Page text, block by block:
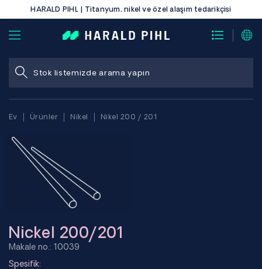
HARALD PIHL | Titanyum, nikel ve özel alaşım tedarikçisi
Ev Ürünler Nikel Nikel 200 / 201
Nickel 200/201
Makale no.: 10039
Spesifik: